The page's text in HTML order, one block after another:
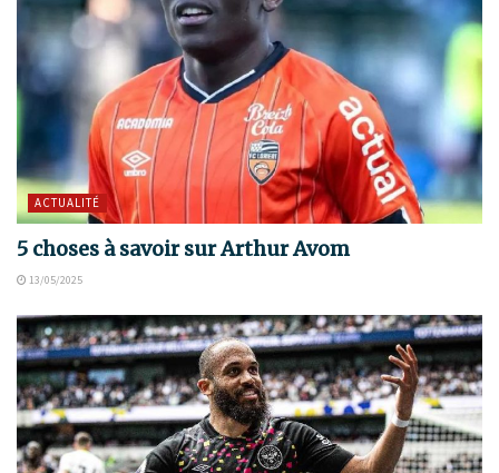
ACTUALITÉ
5 choses à savoir sur Arthur Avom
13/05/2025